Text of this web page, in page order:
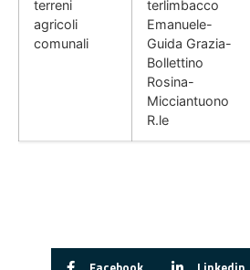
terreni
agricoli
comunali
terlimbacco
Emanuele-
Guida Grazia-
Bollettino
Rosina-
Micciantuono
R.le